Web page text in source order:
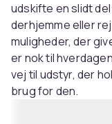
udskifte en slidt
derhjemme eller
muligheder, der
er nok til
vej til udstyr, der
brug for den.